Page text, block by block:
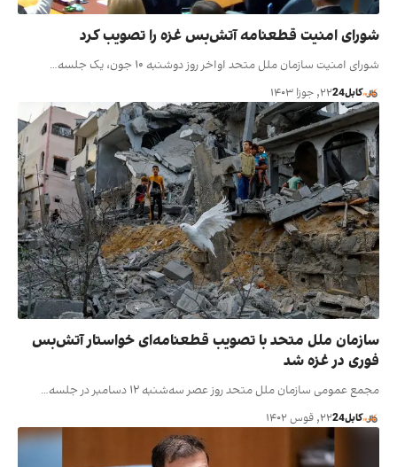
شورای امنیت قطعنامه آتش‌بس غزه را تصویب کرد
شورای امنیت سازمان ملل متحد اواخر روز دوشنبه ۱۰ جون، یک جلسه…
کابل24 ۲۲, جوزا ۱۴۰۳
سازمان ملل متحد با تصویب قطعنامه‌ای خواستار آتش‌بس
فوری در غزه شد
مجمع عمومی سازمان ملل متحد روز عصر سه‌شنبه ۱۲ دسامبر در جلسه…
کابل24 ۲۲, قوس ۱۴۰۲